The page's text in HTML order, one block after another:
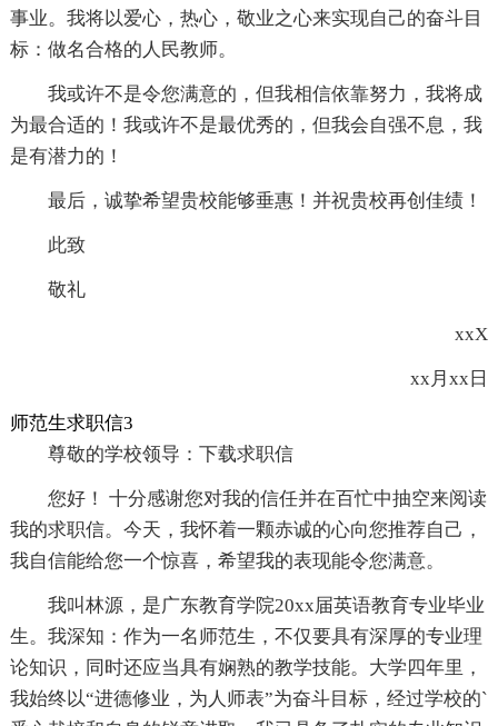
事业。我将以爱心，热心，敬业之心来实现自己的奋斗目
标：做名合格的人民教师。
我或许不是令您满意的，但我相信依靠努力，我将成
为最合适的！我或许不是最优秀的，但我会自强不息，我
是有潜力的！
最后，诚挚希望贵校能够垂惠！并祝贵校再创佳绩！
此致
敬礼
xxX
xx月xx日
师范生求职信3
尊敬的学校领导：下载求职信
您好！ 十分感谢您对我的信任并在百忙中抽空来阅读
我的求职信。今天，我怀着一颗赤诚的心向您推荐自己，
我自信能给您一个惊喜，希望我的表现能令您满意。
我叫林源，是广东教育学院20xx届英语教育专业毕业
生。我深知：作为一名师范生，不仅要具有深厚的专业理
论知识，同时还应当具有娴熟的教学技能。大学四年里，
我始终以“进德修业，为人师表”为奋斗目标，经过学校的`